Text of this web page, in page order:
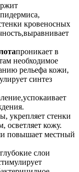
кровеносных
проникает в
необходимое
рельефа кожи,
синтез
укрепляет стенки
осветляет кожу.
повышает местный
слои